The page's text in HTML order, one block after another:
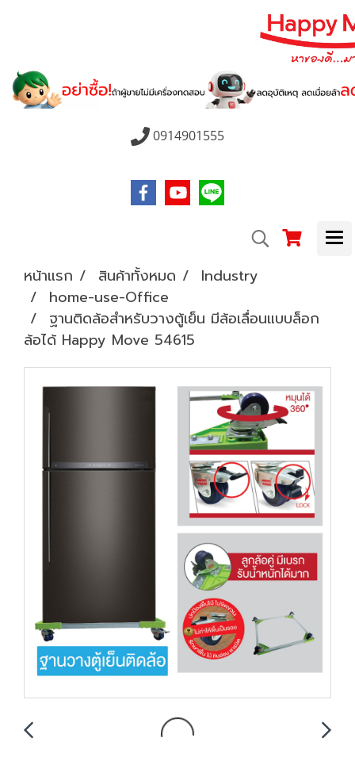
0914901555
หน้าแรก สินค้าทั้งหมด
Industry
home-use-Office
ฐานติดล้อสำหรับวางตู้เย็น มีล้อเลื่อนแบบล็อก
ล้อได้ Happy Move 54615